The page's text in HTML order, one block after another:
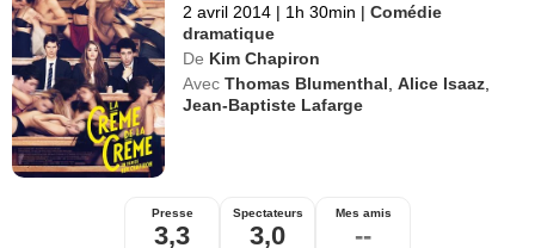
2 avril 2014 | 1h 30min | Comédie
dramatique
De Kim Chapiron
Avec Thomas Blumenthal ,Alice Isaaz
Jean-Baptiste Lafarge
Presse
3,3
Spectateurs
3,0
Mes amis
--